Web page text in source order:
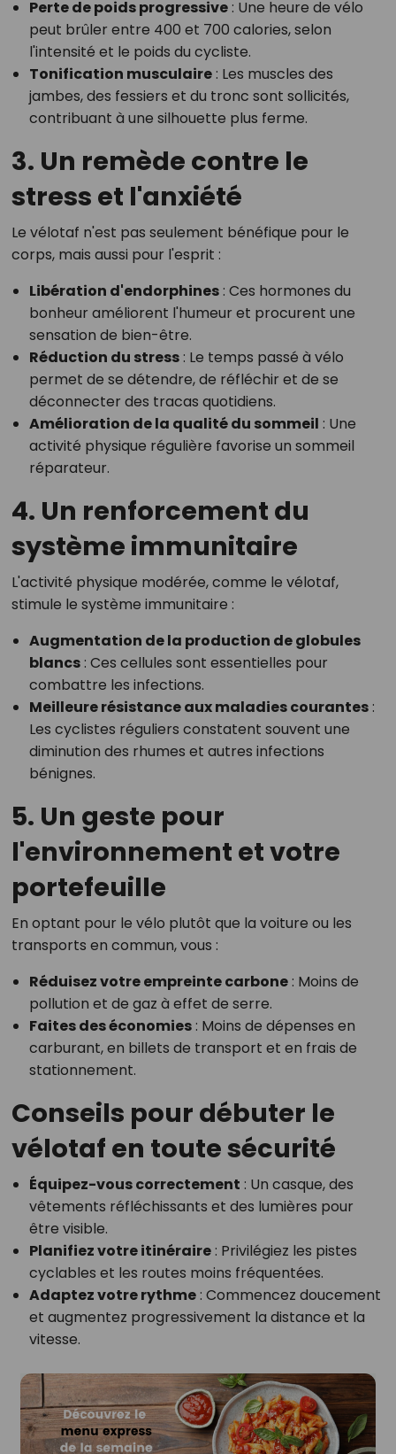
Perte de poids progressive: Une heure de vélo
peut brûler entre 400 et 700 calories, selon
l'intensité et le poids du cycliste.
Tonification musculaire: Les muscles des
jambes, des fessiers et du tronc sont sollicités,
contribuant à une silhouette plus ferme.
3. Un remède contre le
stress et l'anxiété
Le vélotaf n'est pas seulement bénéfique pour le
corps, mais aussi pour l'esprit :
Libération d'endorphines: Ces hormones du
bonheur améliorent l'humeur et procurent une
sensation de bien-être.
Réduction du stress: Le temps passé à vélo
permet de se détendre, de réfléchir et de se
déconnecter des tracas quotidiens.
Amélioration de la qualité du sommeil : Une
activité physique régulière favorise un sommeil
réparateur.
4. Un renforcement du
système immunitaire
L'activité physique modérée, comme le vélotaf,
stimule le système immunitaire :
Augmentation de la production de globules
blancs: Ces cellules sont essentielles pour
combattre les infections.
Meilleure résistance aux maladies courantes:
Les cyclistes réguliers constatent souvent une
diminution des rhumes et autres infections
bénignes.
5. Un geste pour
l'environnement et votre
portefeuille
En optant pour le vélo plutôt que la voiture ou les
transports en commun, vous :
Réduisez votre empreinte carbone: Moins de
pollution et de gaz à effet de serre.
Faites des économies: Moins de dépenses en
carburant, en billets de transport et en frais de
stationnement.
Conseils pour débuter le
vélotaf en toute sécurité
Équipez-vous correctement : Un casque, des
vêtements réfléchissants et des lumières pour
être visible.
Planifiez votre itinéraire: Privilégiez les pistes
cyclables et les routes moins fréquentées.
Adaptez votre rythme: Commencez doucement
et augmentez progressivement la distance et la
vitesse.